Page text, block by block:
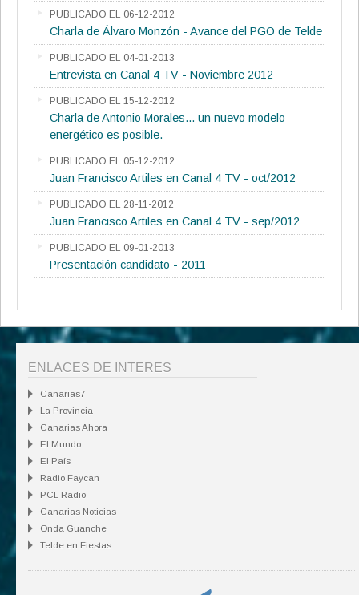
PUBLICADO EL 06-12-2012
Charla de Álvaro Monzón - Avance del PGO de Telde
PUBLICADO EL 04-01-2013
Entrevista en Canal 4 TV - Noviembre 2012
PUBLICADO EL 15-12-2012
Charla de Antonio Morales... un nuevo modelo
energético es posible.
PUBLICADO EL 05-12-2012
Juan Francisco Artiles en Canal 4 TV - oct/2012
PUBLICADO EL 28-11-2012
Juan Francisco Artiles en Canal 4 TV - sep/2012
PUBLICADO EL 09-01-2013
Presentación candidato - 2011
ENLACES DE INTERES
Canarias7
La Provincia
Canarias Ahora
El Mundo
El País
Radio Faycan
PCL Radio
Canarias Noticias
Onda Guanche
Telde en Fiestas